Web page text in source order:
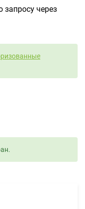
запросу через